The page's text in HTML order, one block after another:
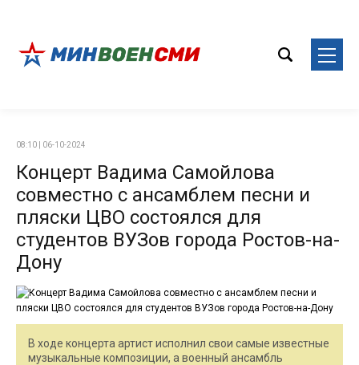
08:10 | 06-10-2024
Концерт Вадима Самойлова
совместно с ансамблем песни и
пляски ЦВО состоялся для
студентов ВУЗов города Ростов-на-
Дону
В ходе концерта артист исполнил свои самые известные
музыкальные композиции, а военный ансамбль